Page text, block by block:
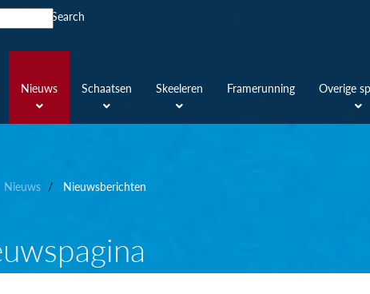
Search
Nieuws Schaatsen Skeeleren Framerunning Overige
Nieuws Nieuwsberichten